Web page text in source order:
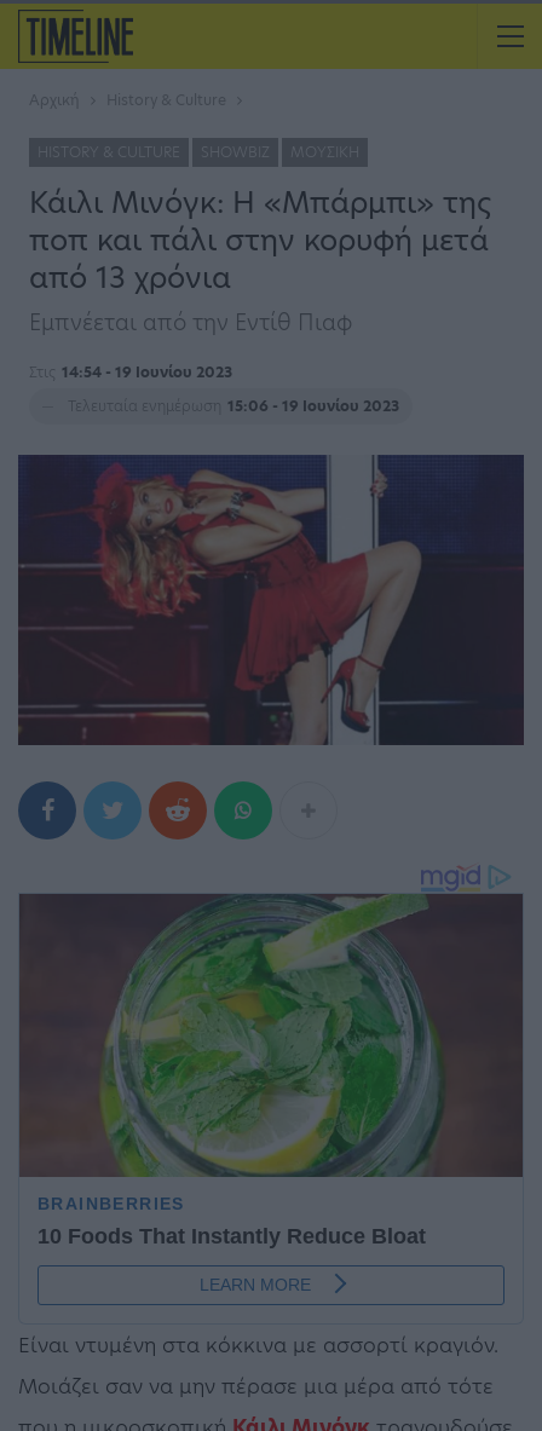
Αρχική History & Culture
HISTORY & CULTURE SHOWBIZ ΜΟΥΣΙΚΉ
Κάιλι Μινόγκ: Η «Μπάρμπι» της
ποπ και πάλι στην κορυφή μετά
από 13 χρόνια
Εμπνέεται από την Εντίθ Πιαφ
Στις 14:54 - 19 Ιουνίου 2023
Τελευταία ενημέρωση
15:06 - 19 Ιουνίου 2023
Είναι ντυμένη στα κόκκινα με ασσορτί κραγιόν.
Μοιάζει σαν να μην πέρασε μια μέρα από τότε